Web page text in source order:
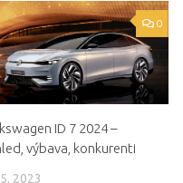
0
ID 7 2024 –
výbava, konkurenti
2023